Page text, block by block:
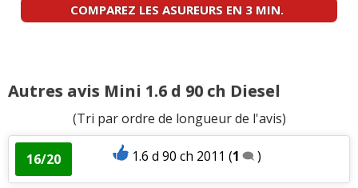
COMPAREZ LES ASUREURS EN 3 MIN.
Autres avis Mini 1.6 d 90 ch Diesel
(Tri par ordre de longueur de l'avis)
16/20 1.6 d 90 ch 2011 (1 )